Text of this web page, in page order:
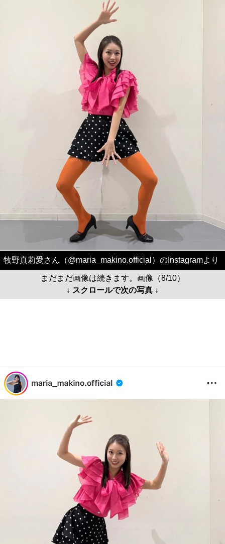
牧野真莉愛さん（@maria_makino.official）のInstagramより
まだまだ画像は続きます。画像（8/10）
↓ スクロールで次の写真 ↓